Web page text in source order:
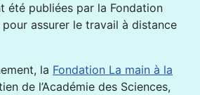
été publiées par la Fondation
assurer le travail à distance
la Fondation La main à la
de l’Académie des Sciences,